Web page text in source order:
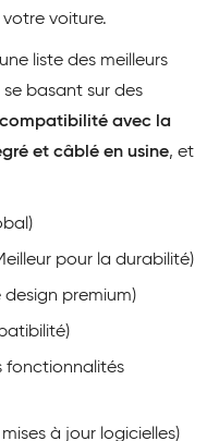
voiture.
liste des meilleurs
basant sur des
compatibilité avec la
et câblé en usine, et
pour la durabilité)
design premium)
fonctionnalités
à jour logicielles)